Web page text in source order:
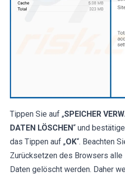
Tippen Sie auf „SPEICHER
DATEN LÖSCHEN“ und
das Tippen auf „OK“. Beachten
Zurücksetzen des Browsers
Daten gelöscht werden. Daher